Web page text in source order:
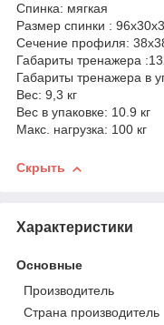
Спинка: мягкая
Размер спинки :
Сечение профиля:
Габариты тренажера
Габариты тренажера в
Вес: 9,3 кг
Вес в упаковке: 10.9 кг
Макс. нагрузка: 100 кг
Скрыть
Характеристики
Основные
Производитель
Страна производитель